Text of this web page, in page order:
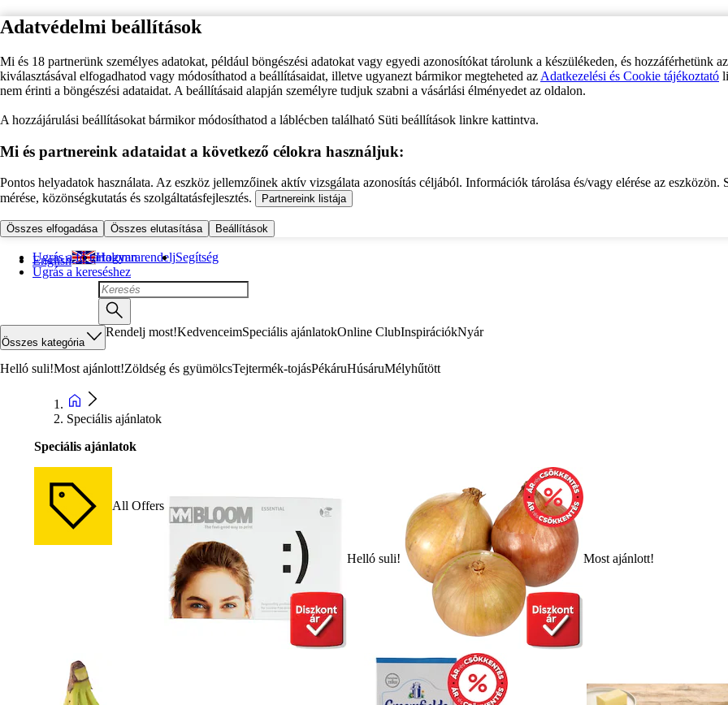
Adatvédelmi beállítások
Mi és 18 partnerünk személyes adatokat, például böngészési adatokat vagy egyedi azonosítókat tárolunk a készülékeden, és hozzáférhetünk
kiválasztásával elfogadhatod vagy módosíthatod a beállításaidat, illetve ugyanezt bármikor megteheted az Adatkezelési és Cookie tájékoztató
nem érinti a böngészési adataidat. A beállításaid alapján személyre tudjuk szabni a vásárlási élményedet az oldalon.
A hozzájárulási beállításokat bármikor módosíthatod a láblécben található Süti beállítások linkre kattintva.
Mi és partnereink adataidat a következő célokra használjuk:
Pontos helyadatok használata. Az eszköz jellemzőinek aktív vizsgálata azonosítás céljából. Információk tárolása és/vagy elérése az eszközön.
mérése, közönségkutatás és szolgáltatásfejlesztés.
Partnereink listája
Összes elfogadása Összes elutasítása Beállítások
Ugrás a fő tartalomra
Ugrás a kereséshez
English Hogyan rendeljSegítség
Összes kategória
Rendelj most!KedvenceimSpeciális ajánlatokOnline ClubInspirációkNyár
Helló suli!Most ajánlott!Zöldség és gyümölcsTejtermék-tojásPékáruHúsáruMélyhűtött
Speciális ajánlatok
Speciális ajánlatok
All Offers
Helló suli! Most ajánlott!